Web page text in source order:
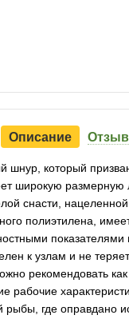
Описание
который
широкую размерную
снасти,
полиэтилена,
к узлам и не
рекомендовать
рабочие
где оправдано